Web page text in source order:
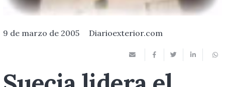
9 de marzo de 2005 Diarioexterior.com